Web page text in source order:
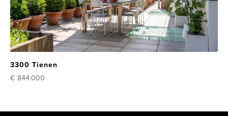
3300 Tienen
€ 844.000